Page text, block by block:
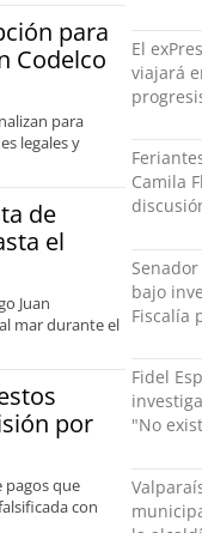
para
Codelco
para
legales y
de
el
Juan
mar durante el
por
pagos que
con
El
viajará
Camila
orgullo”
Senador
bajo
Fiscalía
su
Fidel
"No